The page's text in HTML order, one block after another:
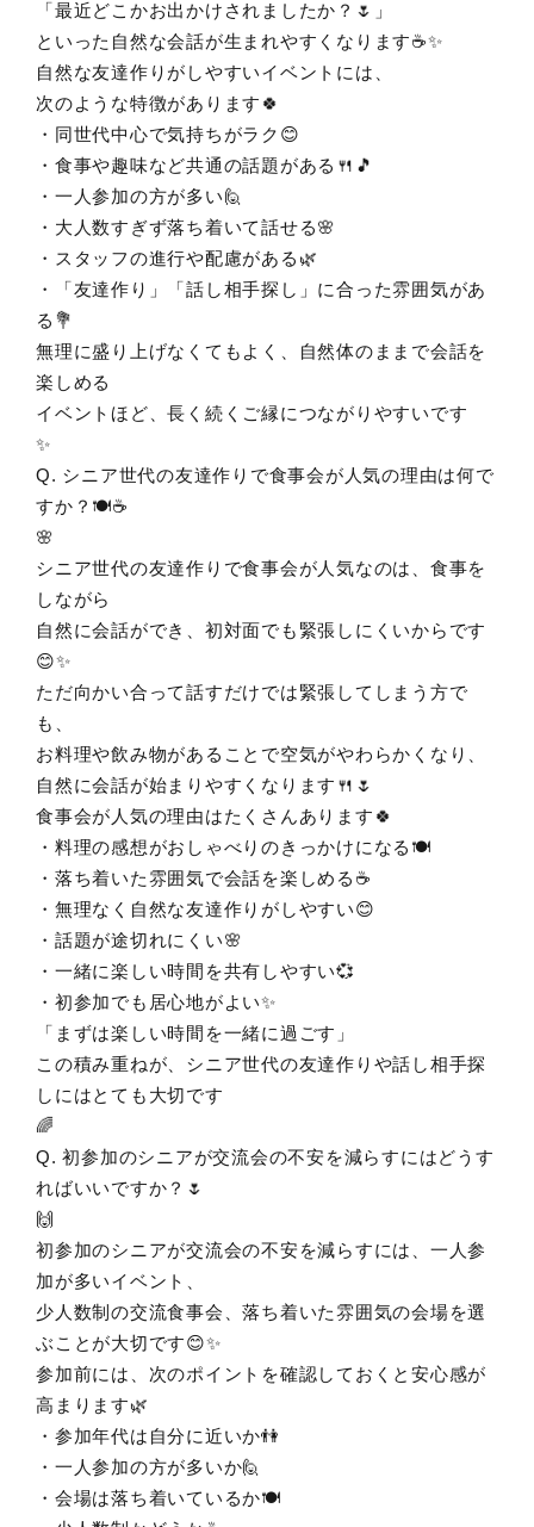
「最近どこかお出かけされましたか？🌷」
といった自然な会話が生まれやすくなります☕✨
自然な友達作りがしやすいイベントには、
次のような特徴があります🍀
・同世代中心で気持ちがラク😊
・食事や趣味など共通の話題がある🍴🎵
・一人参加の方が多い🙋
・大人数すぎず落ち着いて話せる🌸
・スタッフの進行や配慮がある🌿
・「友達作り」「話し相手探し」に合った雰囲気があ
る💐
無理に盛り上げなくてもよく、自然体のままで会話を
楽しめる
イベントほど、長く続くご縁につながりやすいです
✨
Q. シニア世代の友達作りで食事会が人気の理由は何で
すか？🍽️☕
🌸
シニア世代の友達作りで食事会が人気なのは、食事を
しながら
自然に会話ができ、初対面でも緊張しにくいからです
😊✨
ただ向かい合って話すだけでは緊張してしまう方で
も、
お料理や飲み物があることで空気がやわらかくなり、
自然に会話が始まりやすくなります🍴🌷
食事会が人気の理由はたくさんあります🍀
・料理の感想がおしゃべりのきっかけになる🍽️
・落ち着いた雰囲気で会話を楽しめる☕
・無理なく自然な友達作りがしやすい😊
・話題が途切れにくい🌸
・一緒に楽しい時間を共有しやすい💞
・初参加でも居心地がよい✨
「まずは楽しい時間を一緒に過ごす」
この積み重ねが、シニア世代の友達作りや話し相手探
しにはとても大切です
🌈
Q. 初参加のシニアが交流会の不安を減らすにはどうす
ればいいですか？🌷
🙌
初参加のシニアが交流会の不安を減らすには、一人参
加が多いイベント、
少人数制の交流食事会、落ち着いた雰囲気の会場を選
ぶことが大切です😊✨
参加前には、次のポイントを確認しておくと安心感が
高まります🌿
・参加年代は自分に近いか👫
・一人参加の方が多いか🙋
・会場は落ち着いているか🍽️